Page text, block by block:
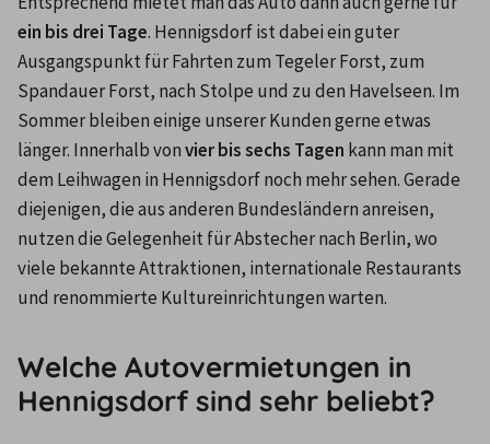
ein bis drei Tage. Hennigsdorf ist dabei ein guter
Ausgangspunkt für Fahrten zum Tegeler Forst, zum
Spandauer Forst, nach Stolpe und zu den Havelseen. Im
Sommer bleiben einige unserer Kunden gerne etwas
länger. Innerhalb von vier bis sechs Tagen kann man mit
dem Leihwagen in Hennigsdorf noch mehr sehen. Gerade
diejenigen, die aus anderen Bundesländern anreisen,
nutzen die Gelegenheit für Abstecher nach Berlin, wo
viele bekannte Attraktionen, internationale Restaurants
und renommierte Kultureinrichtungen warten.
Welche Autovermietungen in
Hennigsdorf sind sehr beliebt?